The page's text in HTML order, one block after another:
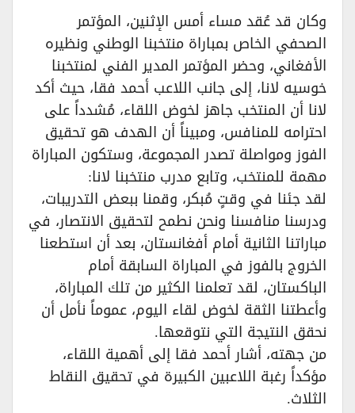
وكان قد عُقد مساء أمس الإثنين، المؤتمر
الصحفي الخاص بمباراة منتخبنا الوطني ونظيره
الأفغاني، وحضر المؤتمر المدير الفني لمنتخبنا
خوسيه لانا، إلى جانب اللاعب أحمد فقا، حيث أكد
لانا أن المنتخب جاهز لخوض اللقاء، مُشدداً على
احترامه للمنافس، ومبيناً أن الهدف هو تحقيق
الفوز ومواصلة تصدر المجموعة، وستكون المباراة
مهمة للمنتخب، وتابع مدرب منتخبنا لانا:
لقد جئنا في وقتٍ مُبكر، وقمنا ببعض التدريبات،
ودرسنا منافسنا ونحن نطمح لتحقيق الانتصار، في
مباراتنا الثانية أمام أفغانستان، بعد أن استطعنا
الخروج بالفوز في المباراة السابقة أمام
الباكستان، لقد تعلمنا الكثير من تلك المباراة،
وأعطتنا الثقة لخوض لقاء اليوم، عموماً نأمل أن
نحقق النتيجة التي نتوقعها.
من جهته، أشار أحمد فقا إلى أهمية اللقاء،
مؤكداً رغبة اللاعبين الكبيرة في تحقيق النقاط
الثلاث.